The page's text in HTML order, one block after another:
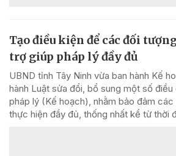
Tạo điều kiện để các đối
trợ giúp pháp lý đầy đủ
UBND tỉnh Tây Ninh vừa ban hành Kế
hành Luật sửa đổi, bổ sung một số
pháp lý (Kế hoạch), nhằm bảo đảm
thực hiện đầy đủ, thống nhất kể từ thời